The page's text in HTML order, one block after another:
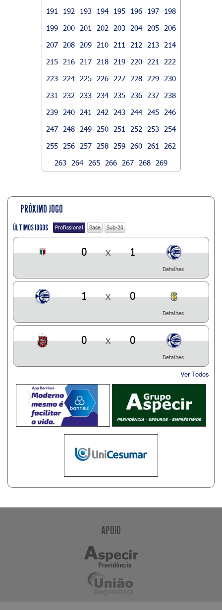
191
192 193 194 195 196 197
198
199
200 201 202 203 204 205
206
207
208 209 210 211 212 213
214
215
216 217 218 219 220 221
222
223
224 225 226 227 228 229
230
231
232 233 234 235 236 237
238
239
240 241 242 243 244 245
246
247
248 249 250 251 252 253
254
255
256 257 258 259 260 261
262
263
264 265 266 267 268 269
PRÓXIMO JOGO
ÚLTIMOS JOGOS Profissional Base Sub-20
0 x 1
Detalhes
1 x 0
Detalhes
0 x 0
Detalhes
Ver Todos
APOIO